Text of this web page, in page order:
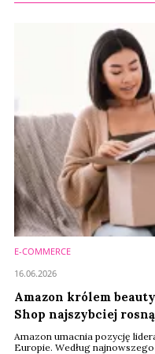
E-COMMERCE
Amazon królem
Shop najszybciej
Amazon umacnia pozycję
Europie. Według
16.06.2026